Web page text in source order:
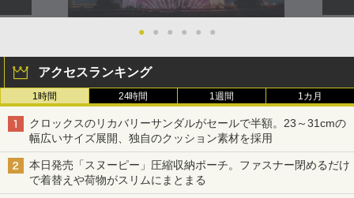
● ● ● ● ● ●
アクセスランキング
1時間 24時間 1週間 1カ月
クロックスのリカバリーサンダルがセールで半額。23～31cmの
幅広いサイズ展開、独自のクッション素材を採用
本日発売「スヌーピー」圧縮収納ポーチ。ファスナー閉めるだけ
で着替えや荷物がスリムにまとまる